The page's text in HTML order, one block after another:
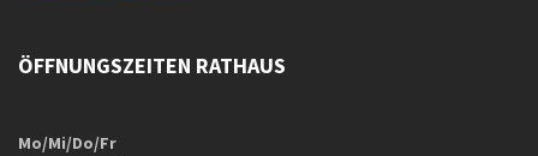
ÖFFNUNGSZEITEN RATHAUS
Mo/Mi/Do/Fr